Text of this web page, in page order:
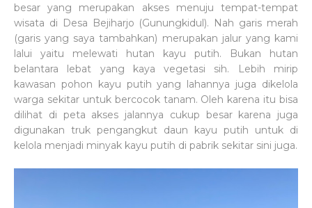
besar yang merupakan akses menuju tempat-tempat
wisata di Desa Bejiharjo (Gunungkidul). Nah garis merah
(garis yang saya tambahkan) merupakan jalur yang kami
lalui yaitu melewati hutan kayu putih. Bukan hutan
belantara lebat yang kaya vegetasi sih. Lebih mirip
kawasan pohon kayu putih yang lahannya juga dikelola
warga sekitar untuk bercocok tanam. Oleh karena itu bisa
dilihat di peta akses jalannya cukup besar karena juga
digunakan truk pengangkut daun kayu putih untuk di
kelola menjadi minyak kayu putih di pabrik sekitar sini juga.